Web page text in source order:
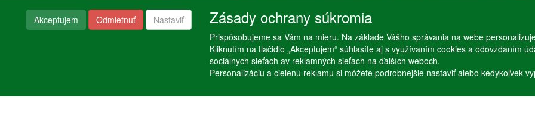
Obchodné podmienky
Reklamačný poriadok
Youtube
Instagram
Poradenstvo
Copyright © Stöckl spol. s r. o. 2020, powered byABRA E-shop
Akceptujem Odmietnuť Nastaviť Zásady ochrany súkromia
Prispôsobujeme sa Vám na mieru. Na základe Vášho správania na webe
Kliknutím na tlačidlo „Akceptujem“ súhlasíte aj s využívaním cookies a odovzdaním
sociálnych sieťach av reklamných sieťach na ďalších weboch.
Personalizáciu a cielenú reklamu si môžete podrobnejšie nastaviť alebo kedykoľvek